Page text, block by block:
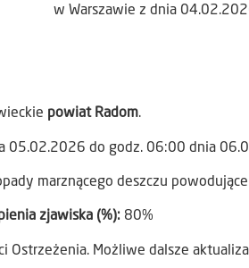
w Warszawie z dnia
powiat Radom.
05.02.2026 do godz. 06:00 dnia
marznącego deszczu powodujące
zjawiska (%): 80%
Ostrzeżenia. Możliwe dalsze